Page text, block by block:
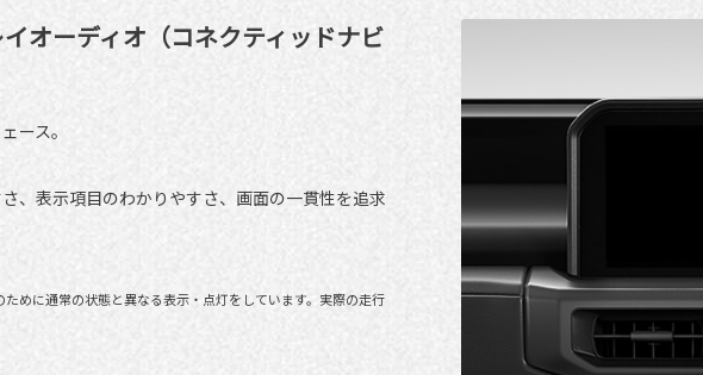
オーディオ（コネクティッドナビ
ース。
、表示項目のわかりやすさ、画面の一貫性を追求
めに通常の状態と異なる表示・点灯をしています。実際の走行